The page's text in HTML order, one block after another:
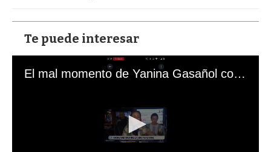
Te puede interesar
El mal momento de Yanina Gasañol con un hincha argentino en "Subrayado"